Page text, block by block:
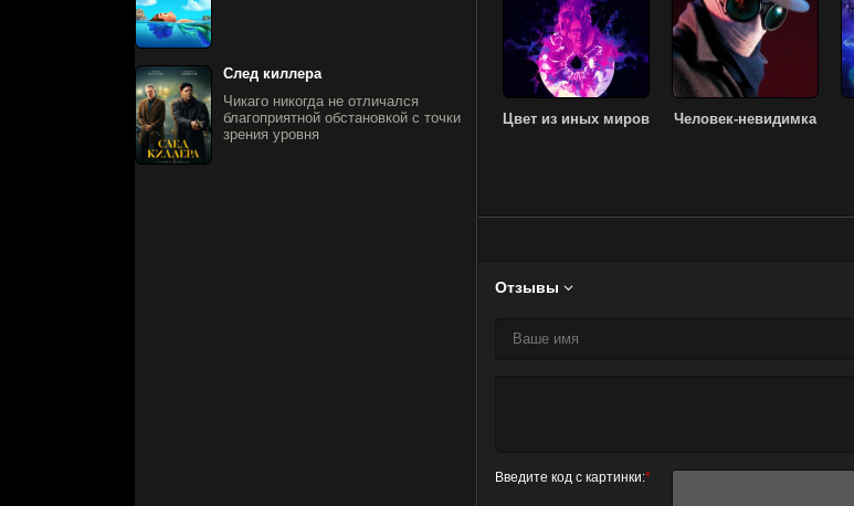
Цвет из иных миров Человек-невидимка
Отзывы 
Введите код с картинки:*
След киллера
Чикаго никогда не отличался
благоприятной обстановкой с точки
зрения уровня